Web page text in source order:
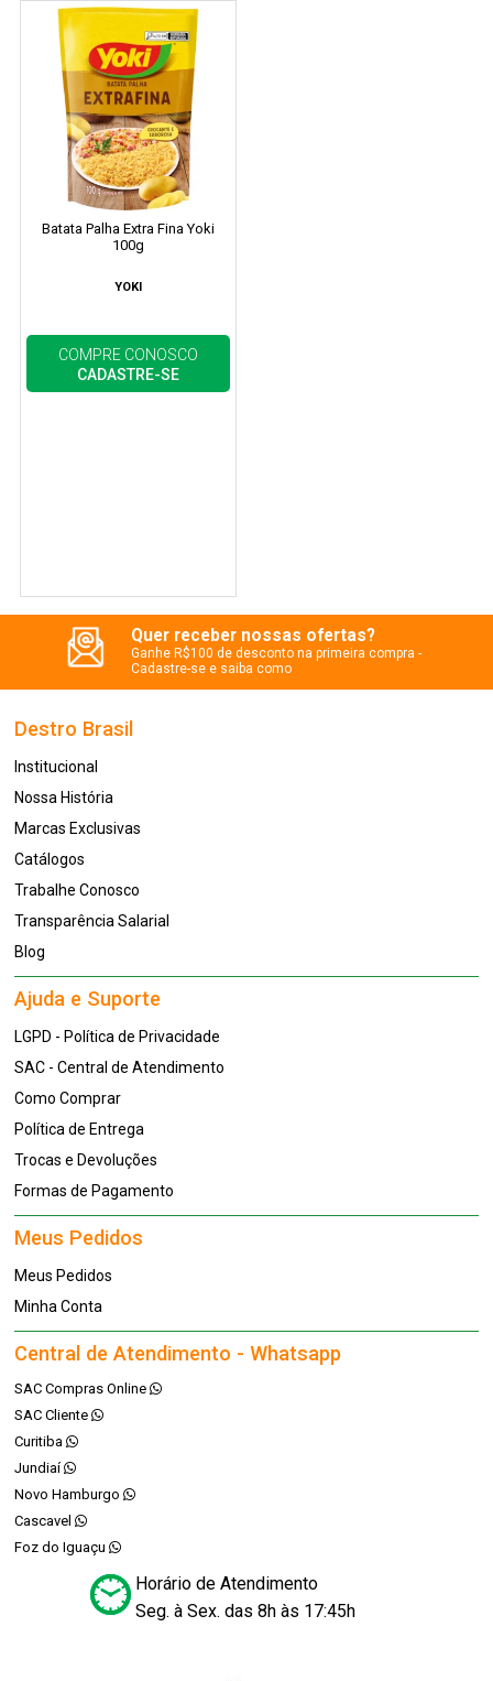
Batata Palha Extra Fina Yoki
100g
YOKI
COMPRE CONOSCO
CADASTRE-SE
Quer receber nossas ofertas?
Ganhe R$100 de desconto na primeira compra -
Cadastre-se e saiba como
Destro Brasil
Institucional
Nossa História
Marcas Exclusivas
Catálogos
Trabalhe Conosco
Transparência Salarial
Blog
Ajuda e Suporte
LGPD - Política de Privacidade
SAC - Central de Atendimento
Como Comprar
Política de Entrega
Trocas e Devoluções
Formas de Pagamento
Meus Pedidos
Meus Pedidos
Minha Conta
Central de Atendimento - Whatsapp
SAC Compras Online
SAC Cliente
Curitiba
Jundiaí
Novo Hamburgo
Cascavel
Foz do Iguaçu
Horário de Atendimento
Seg. à Sex. das 8h às 17:45h